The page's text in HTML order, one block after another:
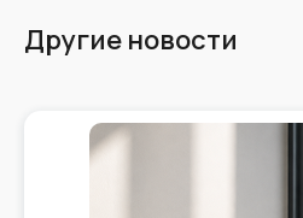
Другие новости